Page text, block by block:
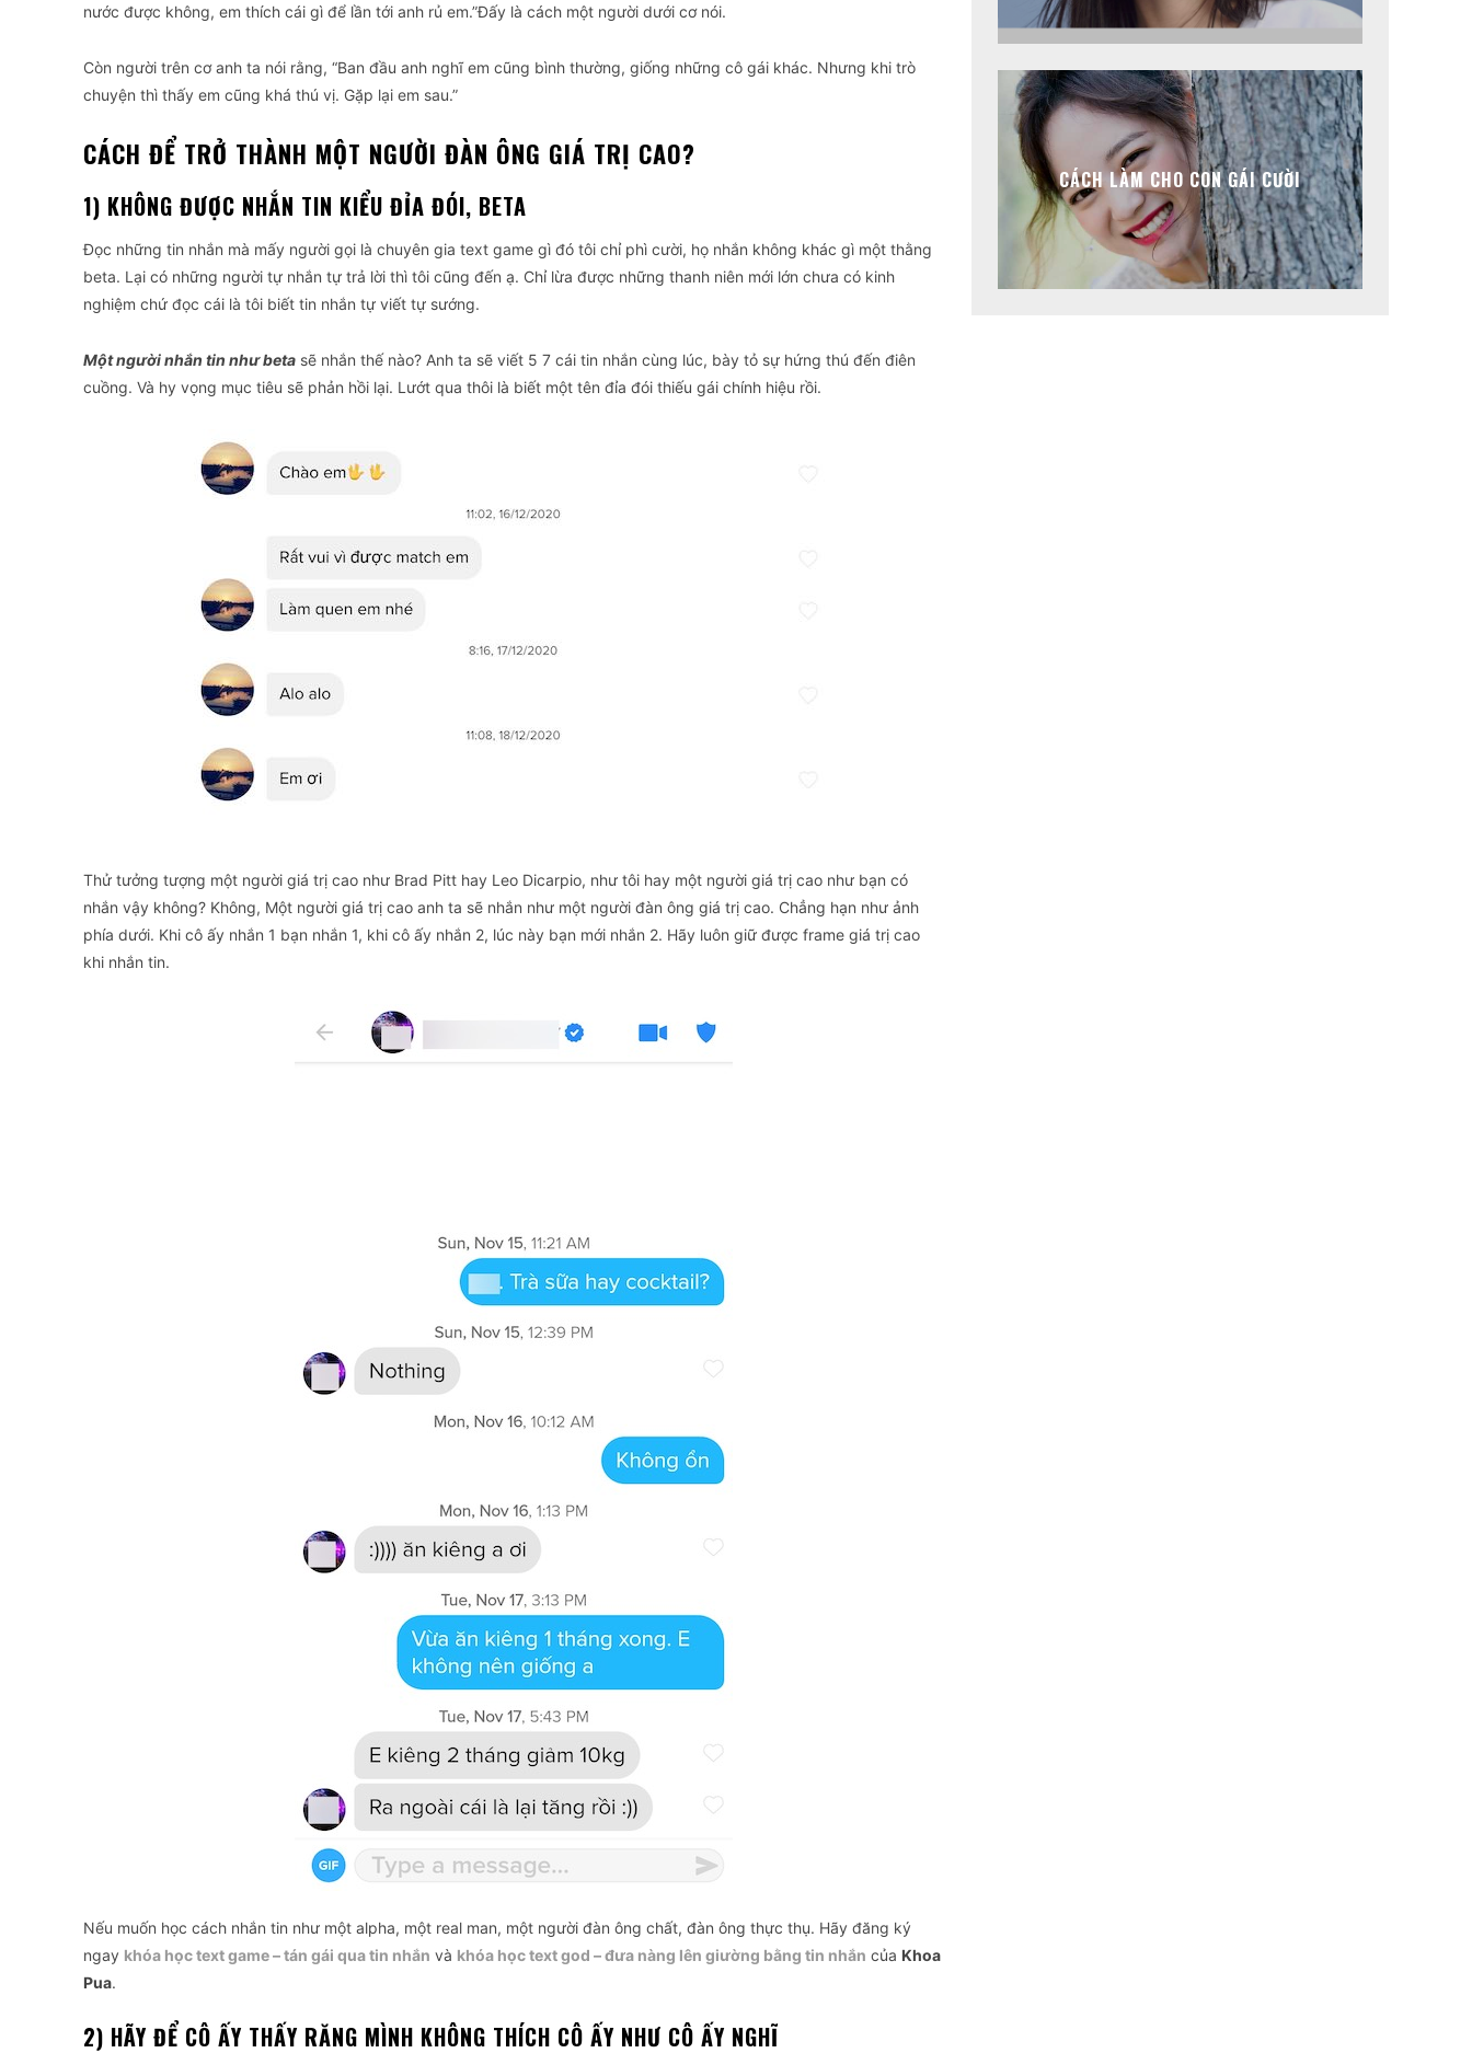
nước được không, em thích cái gì để lần tới anh rủ em.”Đấy là cách một người dưới cơ nói.
Còn người trên cơ anh ta nói rằng, “Ban đầu anh nghĩ em cũng bình thường, giống những cô gái khác. Nhưng khi trò
chuyện thì thấy em cũng khá thú vị. Gặp lại em sau.”
CÁCH ĐỂ TRỞ THÀNH MỘT NGƯỜI ĐÀN ÔNG GIÁ TRỊ CAO?
1) KHÔNG ĐƯỢC NHẮN TIN KIỂU ĐỈA ĐÓI, BETA
Đọc những tin nhắn mà mấy người gọi là chuyên gia text game gì đó tôi chỉ phì cười, họ nhắn không khác gì một thằng
beta. Lại có những người tự nhắn tự trả lời thì tôi cũng đến ạ. Chỉ lừa được những thanh niên mới lớn chưa có kinh
nghiệm chứ đọc cái là tôi biết tin nhắn tự viết tự sướng.
Một người nhắn tin như beta sẽ nhắn thế nào? Anh ta sẽ viết 5 7 cái tin nhắn cùng lúc, bày tỏ sự hứng thú đến điên
cuồng. Và hy vọng mục tiêu sẽ phản hồi lại. Lướt qua thôi là biết một tên đỉa đói thiếu gái chính hiệu rồi.
Thử tưởng tượng một người giá trị cao như Brad Pitt hay Leo Dicarpio, như tôi hay một người giá trị cao như bạn có
nhắn vậy không? Không, Một người giá trị cao anh ta sẽ nhắn như một người đàn ông giá trị cao. Chẳng hạn như ảnh
phía dưới. Khi cô ấy nhắn 1 bạn nhắn 1, khi cô ấy nhắn 2, lúc này bạn mới nhắn 2. Hãy luôn giữ được frame giá trị cao
khi nhắn tin.
Nếu muốn học cách nhắn tin như một alpha, một real man, một người đàn ông chất, đàn ông thực thụ. Hãy đăng ký
ngay khóa học text game – tán gái qua tin nhắn và khóa học text god – đưa nàng lên giường bằng tin nhắn của Khoa
Pua.
2) HÃY ĐỂ CÔ ẤY THẤY RĂNG MÌNH KHÔNG THÍCH CÔ ẤY NHƯ CÔ ẤY NGHĨ
CÁCH LÀM CHO CON GÁI CƯỜI